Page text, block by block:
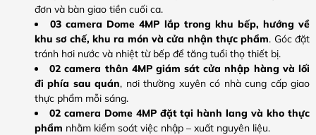
đơn và bàn giao tiền cuối ca.
03 camera Dome 4MP lắp trong khu bếp, hướng về
khu sơ chế, khu ra món và cửa nhận thực phẩm. Góc đặt
tránh hơi nước và nhiệt từ bếp để tăng tuổi thọ thiết bị.
02 camera thân 4MP giám sát cửa nhập hàng và lối
đi phía sau quán, nơi thường xuyên có nhà cung cấp giao
thực phẩm mỗi sáng.
02 camera Dome 4MP đặt tại hành lang và kho thực
phẩm nhằm kiểm soát việc nhập – xuất nguyên liệu.